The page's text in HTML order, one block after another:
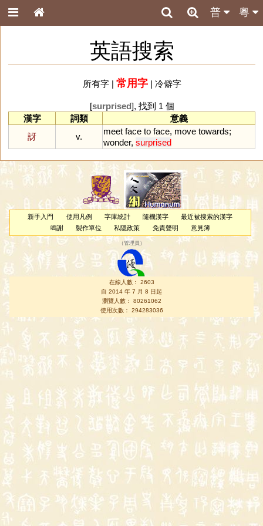
粵
普
英語搜索
所有字| 常用字| 冷僻字
[surprised], 找到 1 個
漢字
詞類
意義
訝
v.
meet face to face, move towards;
wonder, surprised
新手入門 使用凡例 字庫統計 隨機漢字
最近被搜索的漢字
鳴謝
製作單位 私隱政策 免責聲明 意見簿
（管理員 ）
在線人數： 2603
自 2014 年 7 月 8 日起
瀏覽人數： 80261062
使用次數： 294283036